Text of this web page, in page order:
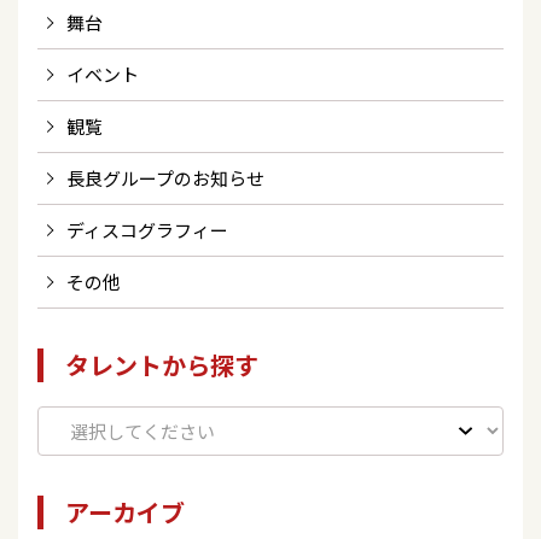
舞台
イベント
観覧
長良グループのお知らせ
ディスコグラフィー
その他
タレントから探す
アーカイブ